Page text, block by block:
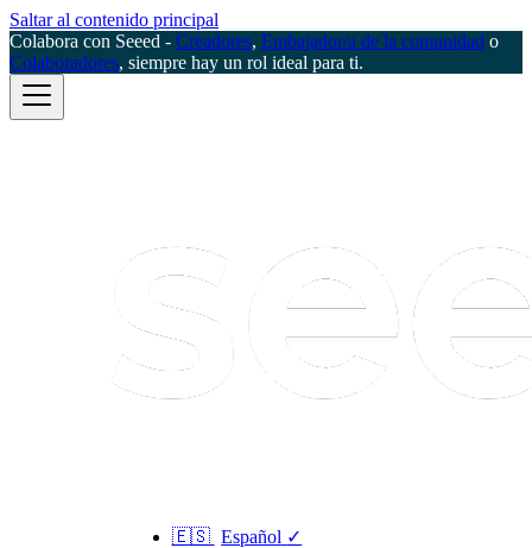
Saltar al contenido principal
Colabora con Seeed - Creadores, Embajador/a de la comunidad o
Colaboradores, siempre hay un rol ideal para ti.
🇪🇸 Español ✓